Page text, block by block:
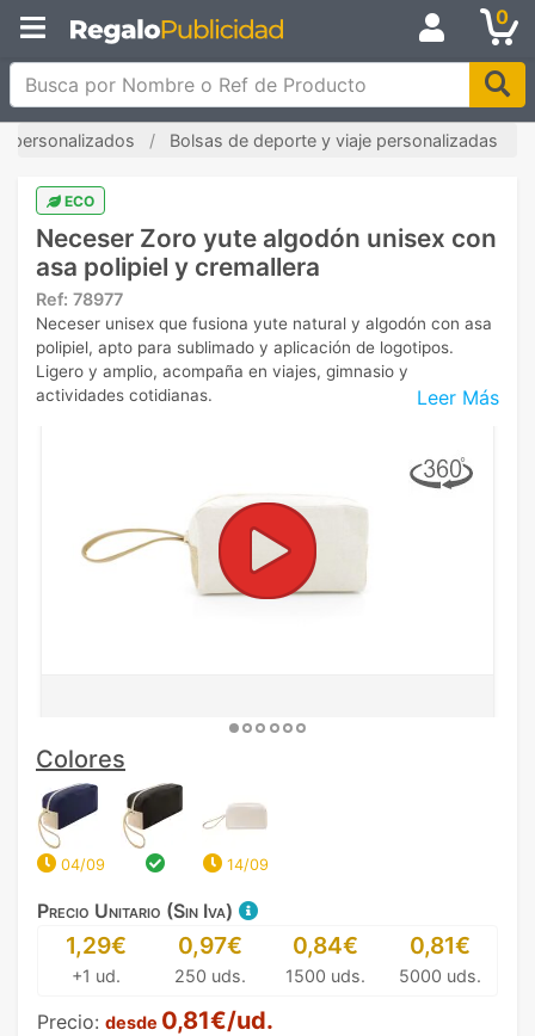
0
Busca por Nombre o Ref de Producto
personalizados Bolsas de deporte y viaje personalizadas
ECO
Neceser Zoro yute algodón unisex con
asa polipiel y cremallera
Ref: 78977
Leer Más
Neceser unisex que fusiona yute natural y algodón con asa
polipiel, apto para sublimado y aplicación de logotipos.
Ligero y amplio, acompaña en viajes, gimnasio y
actividades cotidianas.
Colores
04/09 14/09
Precio Unitario (Sin Iva)
1,29€
+1 ud.
0,97€
250 uds.
0,84€
1500 uds.
0,81€
5000 uds.
Precio: desde 0,81€/ud.